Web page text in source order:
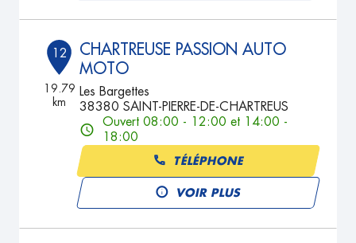
12
19.79
km
CHARTREUSE PASSION AUTO
MOTO
Les Bargettes
38380 SAINT-PIERRE-DE-CHARTREUS
Ouvert 08:00 - 12:00 et 14:00 -
18:00
TÉLÉPHONE
VOIR PLUS